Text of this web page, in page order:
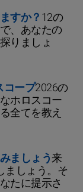
すか？12の
、あなたの
りましょ
コープ2026の
ホロスコー
全てを教え
ましょう来
ましょう。そ
たに提示さ